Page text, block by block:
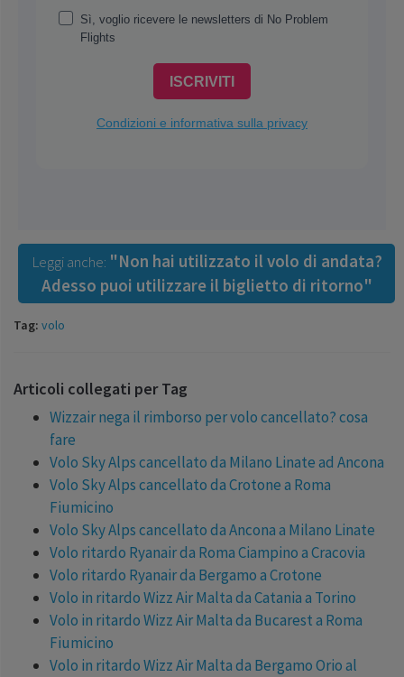
Leggi anche: "Non hai utilizzato il volo di andata?
Adesso puoi utilizzare il biglietto di ritorno"
Tag: volo
Articoli collegati per Tag
Wizzair nega il rimborso per volo cancellato? cosa
fare
Volo Sky Alps cancellato da Milano Linate ad Ancona
Volo Sky Alps cancellato da Crotone a Roma
Fiumicino
Volo Sky Alps cancellato da Ancona a Milano Linate
Volo ritardo Ryanair da Roma Ciampino a Cracovia
Volo ritardo Ryanair da Bergamo a Crotone
Volo in ritardo Wizz Air Malta da Catania a Torino
Volo in ritardo Wizz Air Malta da Bucarest a Roma
Fiumicino
Volo in ritardo Wizz Air Malta da Bergamo Orio al